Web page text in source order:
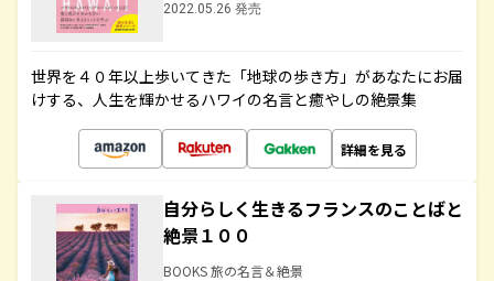
2022.05.26 発売
世界を４０年以上歩いてきた「地球の歩き方」があなたにお届
けする、人生を輝かせるハワイの名言と癒やしの絶景集
詳細を見る
自分らしく生きるフランスのことばと
絶景１００
BOOKS 旅の名言＆絶景